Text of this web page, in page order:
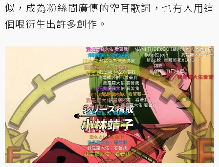
似，成為粉絲間廣傳的空耳歌詞，也有人用這
個哏衍生出許多創作。